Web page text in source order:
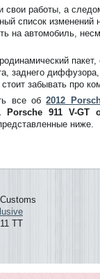
работы, а
список изменений
на автомобиль,
пакет,
заднего
забывать про
все об2012
Porsche 911 V-GT
ниже.
TT